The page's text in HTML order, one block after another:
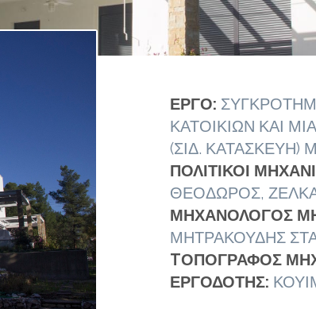
ΕΡΓΟ:
ΚΑΤΟΙΚΙΩΝ ΚΑΙ
(ΣΙΔ. ΚΑΤΑΣΚΕΥΗ)
ΠΟΛΙΤΙΚΟΙ
ΘΕΟΔΩΡΟΣ,
ΜΗΧΑΝΟΛΟΓΟΣ
ΜΗΤΡΑΚΟΥΔΗΣ
TΟΠΟΓΡΑΦΟΣ
ΕΡΓΟΔΟΤΗΣ: